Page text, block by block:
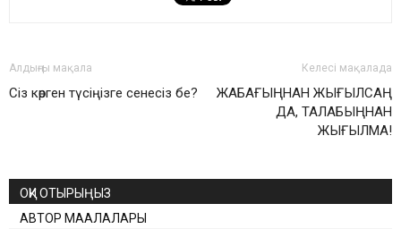
Алдыңғы мақала
Сіз көрген түсіңізге сенесіз бе?
Келесі мақалада
ЖАБАҒЫҢНАН ЖЫҒЫЛСАҢ
ДА, ТАЛАБЫҢНАН
ЖЫҒЫЛМА!
ОҚИ ОТЫРЫҢЫЗ
АВТОР МАҚАЛАЛАРЫ